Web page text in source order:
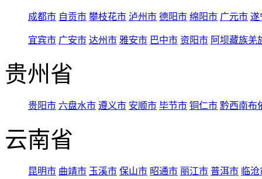
成都市 自贡市 攀枝花市 泸州市 德阳市 绵阳市 广元市 遂
宜宾市 广安市 达州市 雅安市 巴中市 资阳市 阿坝藏族羌
贵州省
贵阳市 六盘水市 遵义市 安顺市 毕节市 铜仁市 黔西南布
云南省
昆明市 曲靖市 玉溪市 保山市 昭通市 丽江市 普洱市 临